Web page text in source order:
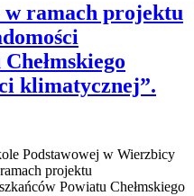
w ramach projektu
klimatycznej”.
Podstawowej w Wierzbicy
projektu
Powiatu Chełmskiego